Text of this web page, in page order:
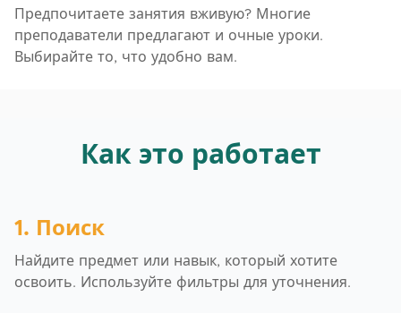
Предпочитаете занятия вживую? Многие
преподаватели предлагают и очные уроки.
Выбирайте то, что удобно вам.
Как это работает
1. Поиск
Найдите предмет или навык, который хотите
освоить. Используйте фильтры для уточнения.